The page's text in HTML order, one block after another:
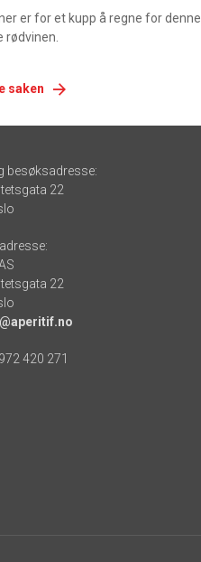
er for et kupp å regne for denne
rødvinen.
saken
besøksadresse:
22
22
420 271